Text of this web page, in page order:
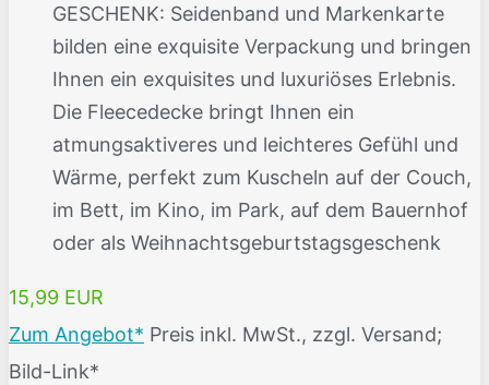
GESCHENK: Seidenband und Markenkarte
bilden eine exquisite Verpackung und bringen
Ihnen ein exquisites und luxuriöses Erlebnis.
Die Fleecedecke bringt Ihnen ein
atmungsaktiveres und leichteres Gefühl und
Wärme, perfekt zum Kuscheln auf der Couch,
im Bett, im Kino, im Park, auf dem Bauernhof
oder als Weihnachtsgeburtstagsgeschenk
15,99 EUR
Zum Angebot* Preis inkl. MwSt., zzgl. Versand;
Bild-Link*